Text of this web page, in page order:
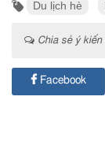
Du lịch hè
Chia sẻ ý kiến
Facebook